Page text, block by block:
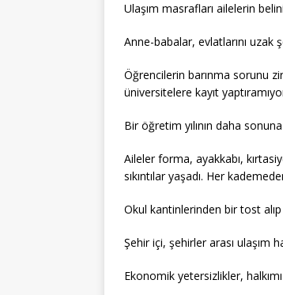
Ulaşım masrafları ailelerin
Anne-babalar, evlatlarını
Öğrencilerin barınma sorunu
üniversitelere kayıt
Bir öğretim yılının daha
Aileler forma, ayakkabı,
sıkıntılar yaşadı. Her
Okul kantinlerinden bir tost
Şehir içi, şehirler arası ulaşım
Ekonomik yetersizlikler,